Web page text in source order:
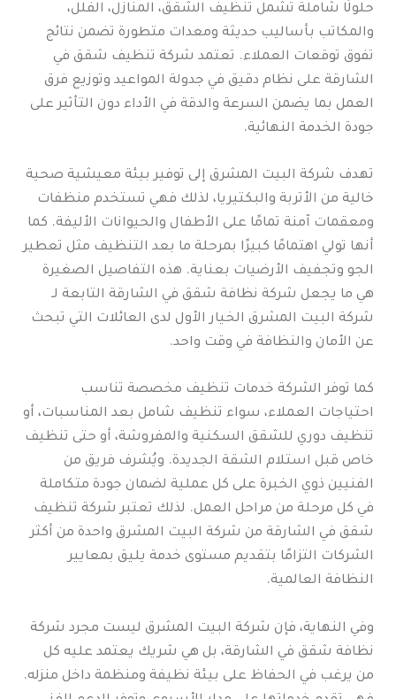
حلولًا شاملة تشمل تنظيف الشقق، المنازل، الفلل،
والمكاتب بأساليب حديثة ومعدات متطورة تضمن نتائج
تفوق توقعات العملاء. تعتمد شركة تنظيف شقق في
الشارقة على نظام دقيق في جدولة المواعيد وتوزيع فرق
العمل بما يضمن السرعة والدقة في الأداء دون التأثير على
جودة الخدمة النهائية.
تهدف شركة البيت المشرق إلى توفير بيئة معيشية صحية
خالية من الأتربة والبكتيريا، لذلك فهي تستخدم منظفات
ومعقمات آمنة تمامًا على الأطفال والحيوانات الأليفة. كما
أنها تولي اهتمامًا كبيرًا بمرحلة ما بعد التنظيف مثل تعطير
الجو وتجفيف الأرضيات بعناية. هذه التفاصيل الصغيرة
هي ما يجعل شركة نظافة شقق في الشارقة التابعة لـ
شركة البيت المشرق الخيار الأول لدى العائلات التي تبحث
عن الأمان والنظافة في وقت واحد.
كما توفر الشركة خدمات تنظيف مخصصة تناسب
احتياجات العملاء، سواء تنظيف شامل بعد المناسبات، أو
تنظيف دوري للشقق السكنية والمفروشة، أو حتى تنظيف
خاص قبل استلام الشقة الجديدة. ويُشرف فريق من
الفنيين ذوي الخبرة على كل عملية لضمان جودة متكاملة
في كل مرحلة من مراحل العمل. لذلك تعتبر شركة تنظيف
شقق في الشارقة من شركة البيت المشرق واحدة من أكثر
الشركات التزامًا بتقديم مستوى خدمة يليق بمعايير
النظافة العالمية.
وفي النهاية، فإن شركة البيت المشرق ليست مجرد شركة
نظافة شقق في الشارقة، بل هي شريك يعتمد عليه كل
من يرغب في الحفاظ على بيئة نظيفة ومنظمة داخل منزله.